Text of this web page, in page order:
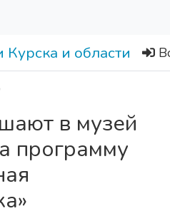
в музей
программу